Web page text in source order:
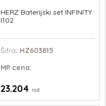
HERZ Baterijski set INFINITY
I102
Šifra: HZ603815
MPcena:
23.204 rsd